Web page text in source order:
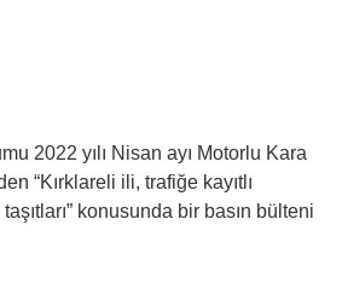
2022 yılı Nisan ayı Motorlu Kara
“Kırklareli ili, trafiğe kayıtlı
konusunda bir basın bülteni